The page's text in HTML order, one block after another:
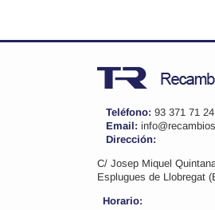
Teléfono: 93 371 71 24
Email:
Dirección:
C/ Josep Miquel
Esplugues de Llobregat
Horario: